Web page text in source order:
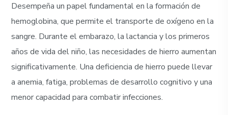
Desempeña un papel fundamental en la formación de
hemoglobina, que permite el transporte de oxígeno en la
sangre. Durante el embarazo, la lactancia y los primeros
años de vida del niño, las necesidades de hierro aumentan
significativamente. Una deficiencia de hierro puede llevar
a anemia, fatiga, problemas de desarrollo cognitivo y una
menor capacidad para combatir infecciones.